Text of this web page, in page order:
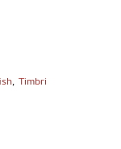
, Timbri